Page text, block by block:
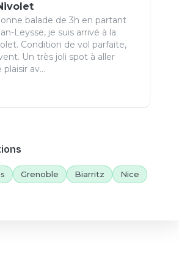
balade de 3h en partant
Leysse, je suis arrivé à la
Condition de vol parfaite,
Un très joli spot à aller
av...
Grenoble Biarritz
Nice